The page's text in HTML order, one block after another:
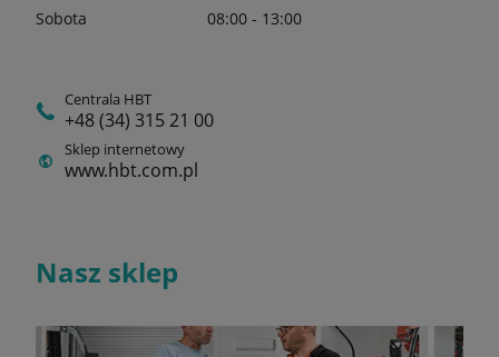
Sobota
08:00 - 13:00
Centrala HBT
+48 (34) 315 21 00
Sklep internetowy
www.hbt.com.pl
Nasz sklep